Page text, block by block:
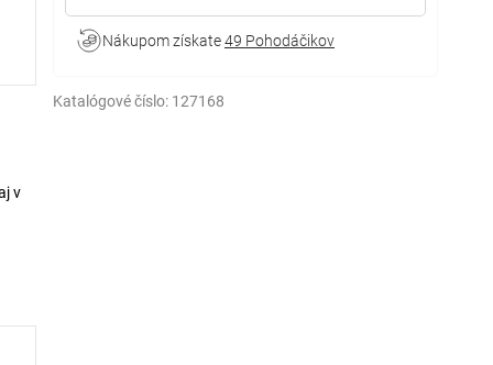
Nákupom získate49 Pohodáčikov
Katalógové číslo: 127168
v